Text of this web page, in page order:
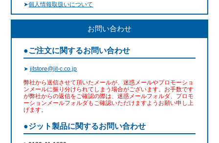
➤個人情報取扱いについて
お問い合わせ
●ご注文に関するお問い合わせ
➤jitstore@jit-c.co.jp
弊社から送信させて頂いたメールが、迷惑メールやプロモーショ
ンメールに振り分けられてしまう場合がございます。お手数です
が弊社からの返信をご確認の際は、迷惑メールフォルダ、プロモ
ーションメールフォルダもご確認いただけますようお願い申し上
げます。
●ジット製品に関するお問い合わせ